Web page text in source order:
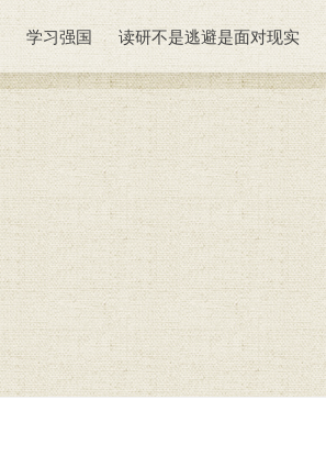
学习强国 读研不是逃避是面对现实